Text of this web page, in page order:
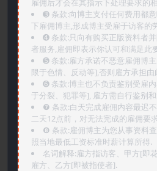
雇佣后才会在其指示下处理要求的
➌️ 条款:向博主支付任何费用都
下雇佣博主,形成博主受雇于访客的
➍️ 条款:只向有购买正版资料者
者服务,雇佣即表示你认可和满足此
➎ 条款:雇方承诺不恶意雇佣博
限于色情、反动等],否则雇方承担由
➏️ 条款:博主也不负责鉴别受雇
于分裂、犯罪等], 雇方需自行鉴别
❼ 条款:白天完成雇佣内容最迟
二天12点前，对无法完成的雇佣要
❽ 条款:雇佣博主为您从事资料
照当地最低工资标准时薪计算所得.
名词解释:雇方指访客、甲方[即
雇方、乙方[即被指使者].